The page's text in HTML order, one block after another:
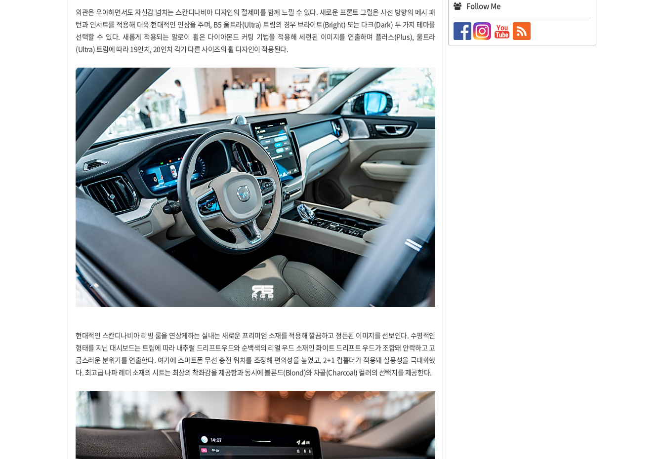
외관은 우아하면서도 자신감 넘치는 스칸디나비아 디자인의 절제미를 함께 느낄 수 있다. 새로운 프론트 그릴은 사선 방향의 메시 패
턴과 인서트를 적용해 더욱 현대적인 인상을 주며, B5 울트라(Ultra) 트림의 경우 브라이트(Bright) 또는 다크(Dark) 두 가지 테마를
선택할 수 있다. 새롭게 적용되는 알로이 휠은 다이아몬드 커팅 기법을 적용해 세련된 이미지를 연출하며 플러스(Plus), 울트라
(Ultra) 트림에 따라 19인치, 20인치 각기 다른 사이즈의 휠 디자인이 적용된다.
현대적인 스칸디나비아 리빙 룸을 연상케하는 실내는 새로운 프리미엄 소재를 적용해 깔끔하고 정돈된 이미지를 선보인다. 수평적인
형태를 지닌 대시보드는 트림에 따라 내추럴 드리프트우드와 순백색의 리얼 우드 소재인 화이트 드리프트 우드가 조합돼 안락하고 고
급스러운 분위기를 연출한다. 여기에 스마트폰 무선 충전 위치를 조정해 편의성을 높였고, 2+1 컵홀더가 적용돼 실용성을 극대화했
다. 최고급 나파 레더 소재의 시트는 최상의 착좌감을 제공함과 동시에 블론드(Blond)와 차콜(Charcoal) 컬러의 선택지를 제공한다.
Follow Me